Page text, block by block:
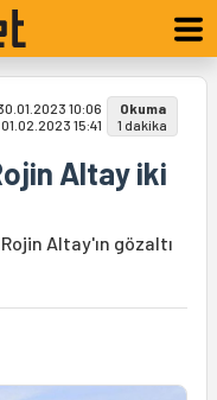
10:06
01.02.2023 15:41
Okuma
1 dakika
Altay iki
Altay'ın gözaltı